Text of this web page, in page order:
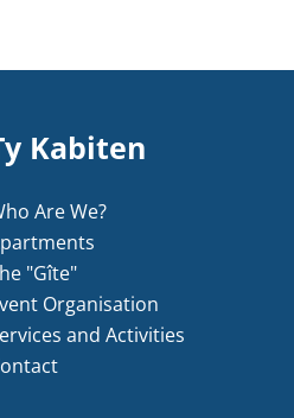
Kabiten
Are We?
"Gîte"
Organisation
and Activities